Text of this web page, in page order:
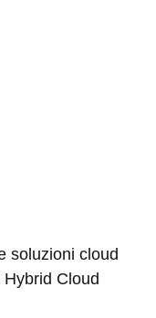
soluzioni cloud
Cloud